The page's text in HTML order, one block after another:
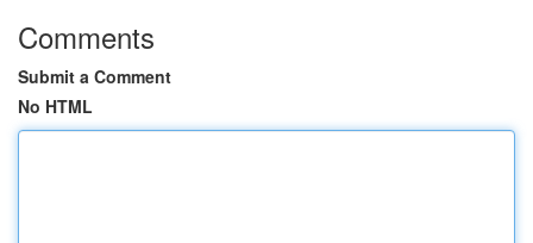
Comments
Submit a Comment
No HTML